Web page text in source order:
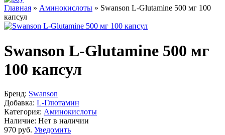
Главная » Аминокислоты » Swanson L-Glutamine 500 мг 100
капсул
Swanson L-Glutamine 500 мг
100 капсул
Бренд: Swanson
Добавка: L-Глютамин
Категория: Аминокислоты
Наличие: Нет в наличии
970 руб. Уведомить